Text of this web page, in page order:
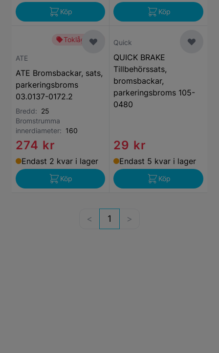
Köp Köp
Toklågt pris
ATE
ATE Bromsbackar, sats,
parkeringsbroms
03.0137-0172.2
Bredd: 25
Bromstrumma
innerdiameter: 160
274 kr
Endast 2 kvar i lager
Köp
Quick
QUICK BRAKE
Tillbehörssats,
bromsbackar,
parkeringsbroms 105-
0480
29 kr
Endast 5 kvar i lager
Köp
1